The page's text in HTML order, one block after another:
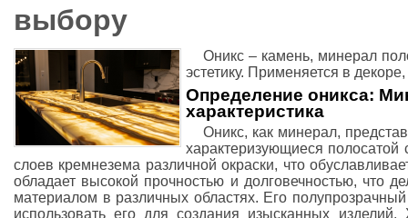
выбору
Оникс – камень, минерал
эстетику. Применяется в
Определение оникса:
характеристика
Оникс, как минерал,
характеризующиеся полосатой
слоев кремнезема различной окраски, что
обладает высокой прочностью и долговечностью, что
материалом в различных областях. Его
использовать его для создания изысканных